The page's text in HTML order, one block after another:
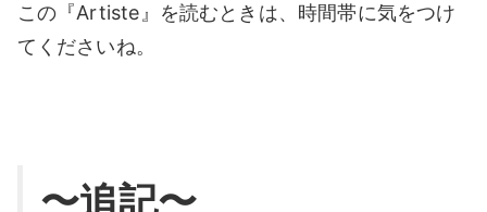
この『Artiste』を読むときは、時間帯に気をつけ
てくださいね。
〜追記〜